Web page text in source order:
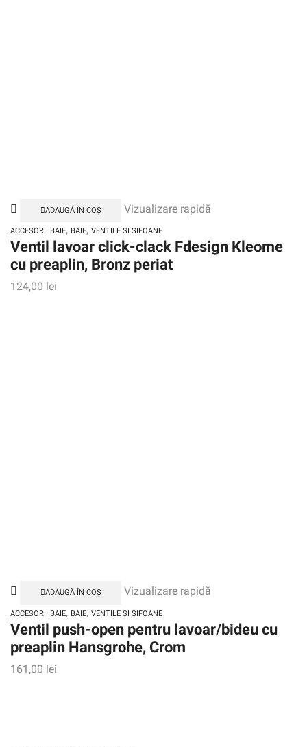
ADAUGĂ ÎN COȘ Vizualizare rapidă
ACCESORII BAIE, BAIE, VENTILE SI SIFOANE
Ventil lavoar click-clack Fdesign Kleome
cu preaplin, Bronz periat
124,00 lei
ADAUGĂ ÎN COȘ Vizualizare rapidă
ACCESORII BAIE, BAIE, VENTILE SI SIFOANE
Ventil push-open pentru lavoar/bideu cu
preaplin Hansgrohe, Crom
161,00 lei